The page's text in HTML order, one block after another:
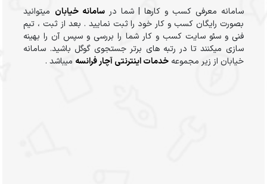
سامانه معرفی کسب و کارها | شما درسامانه خیابان میتوانید
بصورت رایگان کسب و کار خود را ثبت نمایید . بعد از ثبت ، تیم
فنی و سئو سایت کسب و کار شما را بررسی و سپس آن را بهینه
سازی میکنند تا در رتبه های برتر جستجوی گوگل باشید. سامانه
خیابان از زیر مجموعهخدمات اینترنتی آچار فرانسه میباشد .